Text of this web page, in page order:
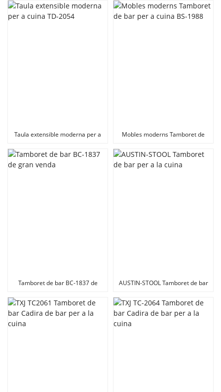
Taula extensible moderna per a
Mobles moderns Tamboret de
Tamboret de bar BC-1837 de
AUSTIN-STOOL Tamboret de bar